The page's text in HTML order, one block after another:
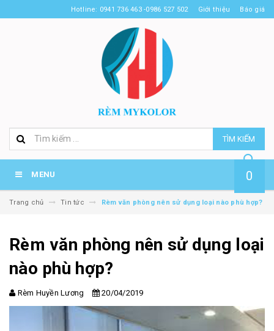
Hotline: 0941 736 463 -0986 527 502 Giới thiệu Báo giá
TÌM KIẾM
MENU 0
Trang chủ Tin tức Rèm văn phòng nên sử dụng loại nào phù hợp?
Rèm văn phòng nên sử dụng loại
nào phù hợp?
Rèm Huyền Lương 20/04/2019